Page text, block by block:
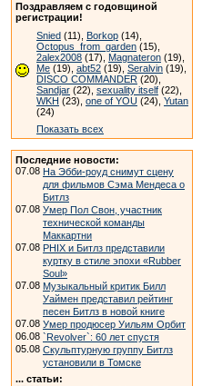
Поздравляем с годовщиной
регистрации!
Snied (11), Borkop (14),
Octopus_from_garden (15),
2alex2008 (17), Magnateron (19),
Me (19), abt52 (19), Seralvin (19),
DISCO COMMANDER (20),
Sandjar (22), sexuality itself (22),
WKH (23), one of YOU (24), Yutan
(24)
Показать всех
Последние новости:
07.08 На Эбби-роуд снимут сцену
для фильмов Сэма Мендеса о
Битлз
07.08 Умер Пол Свон, участник
технической команды
Маккартни
07.08 PHIX и Битлз представили
куртку в стиле эпохи «Rubber
Soul»
07.08 Музыкальный критик Билл
Уаймен представил рейтинг
песен Битлз в новой книге
07.08 Умер продюсер Уильям Орбит
06.08 `Revolver`: 60 лет спустя
05.08 Скульптурную группу Битлз
установили в Томске
... статьи: